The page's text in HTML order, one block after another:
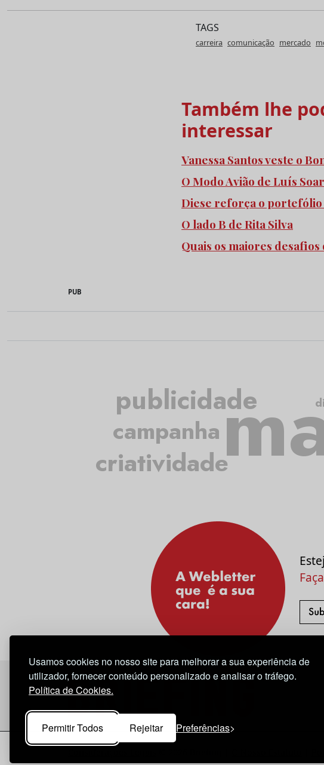
Usamos cookies no nosso site para melhorar a sua experiência de
utilizador, fornecer conteúdo personalizado e analisar o tráfego.
Política de Cookies.
Permitir Todos Rejeitar Preferências
TAGS
carreira comunicação mercado
Também lhe
interessar
Vanessa Santos veste o
O Modo Avião de Luís
Diese reforça o portefólio
O lado B de Rita Silva
Quais os maiores
PUB
publicidade
criatividade
campanha